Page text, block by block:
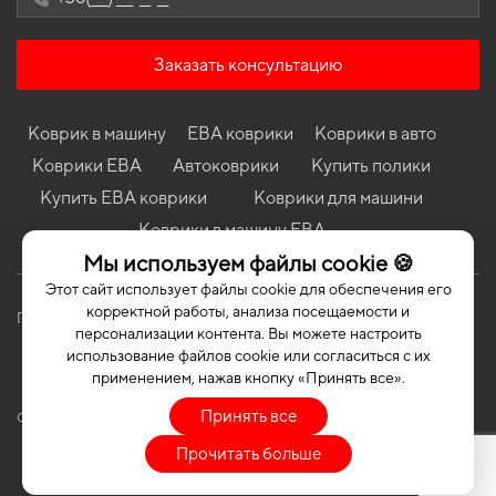
Мы используем файлы cookie 🍪
Этот сайт использует файлы cookie для обеспечения его
корректной работы, анализа посещаемости и
персонализации контента. Вы можете настроить
использование файлов cookie или согласиться с их
применением, нажав кнопку «Принять все».
Принять все
Прочитать больше
Hatchback
Коврики в салон Audi A3 (8V) 2012-2020 III поколение EU/USA
Hatchback 3-х дверная
Коврики в салон Toyota Land Cruiser Prado J250 2023 - ... V
Коврики в салон BMW E38 7-Series 1994-2001 III поколение EU
Sedan Short
Коврики в салон Kia Sorento (UM) 2014-2020 III поколение
EU/USA/Korea Crossover 5-ти местная
Коврики в салон Renault Megane 1995 - 2002 I поколение EU
Заказать консультацию
Коврик в машину ЕВА коврики
Коврики в авто
Коврики ЕВА
Автоковрики
Купить полики
Купить ЕВА коврики
Коврики для машини
Коврики в машину ЕВА
Политика конфиденциальности Публичная оферта
COPYRIGHT | EVASOTA © 2026 | ALL RIGHTS RESERVED